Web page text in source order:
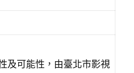
及可能性，由臺北市影視